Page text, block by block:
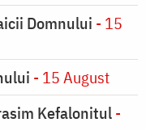
Domnului - 15
- 15 August
Kefalonitul-